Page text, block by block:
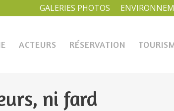
GALERIES PHOTOS
ACTEURS RÉSERVATION
ni fard